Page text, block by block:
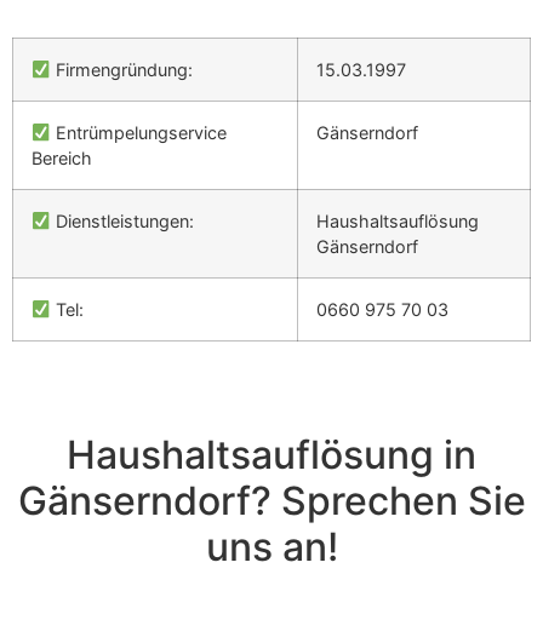
Firmengründung: 15.03.1997
Entrümpelungservice
Bereich
Gänserndorf
Dienstleistungen:
Haushaltsauflösung
Gänserndorf
Tel: 0660 975 70 03
Haushaltsauflösung in
Gänserndorf? Sprechen Sie
uns an!